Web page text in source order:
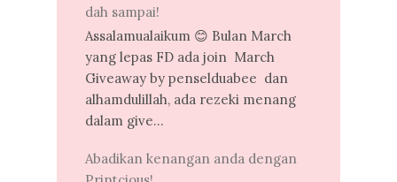
dah sampai!
Assalamualaikum 😊 Bulan March
yang lepas FD ada join March
Giveaway by penselduabee dan
alhamdulillah, ada rezeki menang
dalam give...
Abadikan kenangan anda dengan